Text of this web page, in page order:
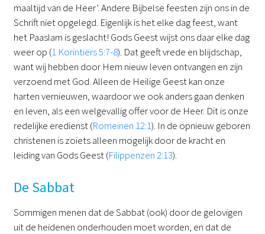
maaltijd van de Heer’. Andere Bijbelse feesten zijn ons in de
Schrift niet opgelegd. Eigenlijk is het elke dag feest, want
het Paaslam is geslacht! Gods Geest wijst ons daar elke dag
weer op (1 Korintiërs 5:7-8). Dat geeft vrede en blijdschap,
want wij hebben door Hem nieuw leven ontvangen en zijn
verzoend met God. Alleen de Heilige Geest kan onze
harten vernieuwen, waardoor we ook anders gaan denken
en leven, als een welgevallig offer voor de Heer. Dit is onze
redelijke eredienst (Romeinen 12:1). In de opnieuw geboren
christenen is zoiets alleen mogelijk door de kracht en
leiding van Gods Geest (Filippenzen 2:13).
De Sabbat
Sommigen menen dat de Sabbat (ook) door de gelovigen
uit de heidenen onderhouden moet worden, en dat de